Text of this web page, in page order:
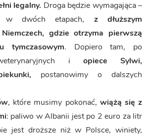
legalny. Droga będzie wymagająca –
w dwóch etapach, z dłuższym
gdzie otrzyma pierwszą
tymczasowym. Dopiero tam, po
i opiece Sylwi,
postanowimy o dalszych
, które musimy pokonać, wiążą się z
: paliwo w Albanii jest po 2 euro za litr
jest droższe niż w Polsce, winiety,